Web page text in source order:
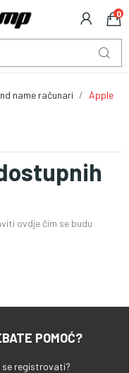
0
name računari
Apple
ovdje čim se budu
POMOĆ?
se registrovati?